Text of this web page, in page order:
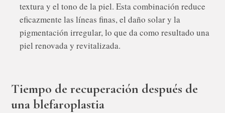
textura y el tono de la piel. Esta combinación reduce
eficazmente las líneas finas, el daño solar y la
pigmentación irregular, lo que da como resultado una
piel renovada y revitalizada.
Tiempo de recuperación después de
una blefaroplastia